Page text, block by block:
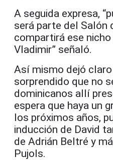
A seguida expresa,
será parte del Salón
compartirá ese
Vladimir” señaló.
Así mismo dejó
sorprendido que no
dominicanos allí
espera que haya un
los próximos años,
inducción de David
de Adrián Beltré y
Pujols.